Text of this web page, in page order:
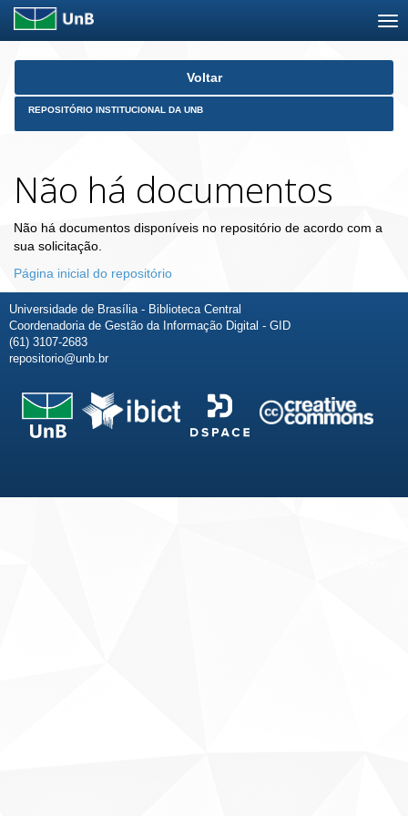
Skip
Voltar
REPOSITÓRIO INSTITUCIONAL DA UNB
Não há documentos
Não há documentos disponíveis no repositório de acordo com a
sua solicitação.
Página inicial do repositório
Universidade de Brasília - Biblioteca Central
Coordenadoria de Gestão da Informação Digital - GID
(61) 3107-2683
repositorio@unb.br